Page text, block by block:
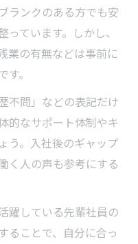
ランクのある方でも安
ています。しかし、
業の有無などは事前に
。
不問」などの表記だけ
的なサポート体制やキ
う。入社後のギャップ
く人の声も参考にする
躍している先輩社員の
ることで、自分に合っ